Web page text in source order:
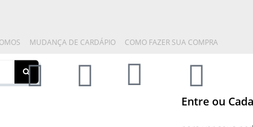
MUDANÇA DE CARDÁPIO COMO FAZER SUA COMPRA
Entre ou